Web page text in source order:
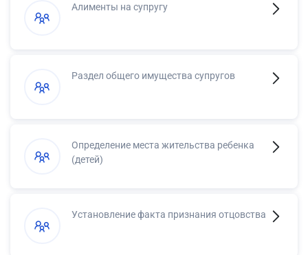
Алименты на супругу
Раздел общего имущества супругов
Определение места жительства ребенка
(детей)
Установление факта признания отцовства